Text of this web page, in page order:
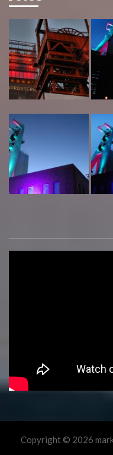
Copyright © 2026